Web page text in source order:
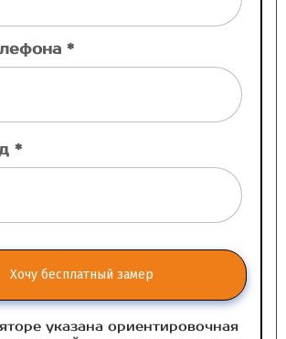
*
*
Хочу бесплатный замер
указана ориентировочная